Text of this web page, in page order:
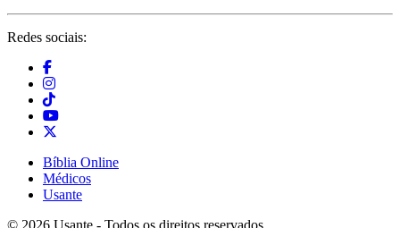
Redes sociais:
Bíblia Online
Médicos
Usante